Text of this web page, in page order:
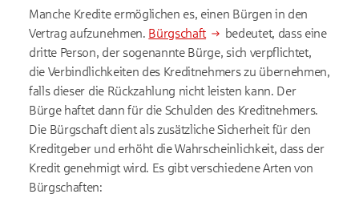
Manche Kredite ermöglichen es, einen Bürgen in den
Vertrag aufzunehmen. Bürgschaft
bedeutet, dass eine
dritte Person, der sogenannte Bürge, sich verpflichtet,
die Verbindlichkeiten des Kreditnehmers zu übernehmen,
falls dieser die Rückzahlung nicht leisten kann. Der
Bürge haftet dann für die Schulden des Kreditnehmers.
Die Bürgschaft dient als zusätzliche Sicherheit für den
Kreditgeber und erhöht die Wahrscheinlichkeit, dass der
Kredit genehmigt wird. Es gibt verschiedene Arten von
Bürgschaften: